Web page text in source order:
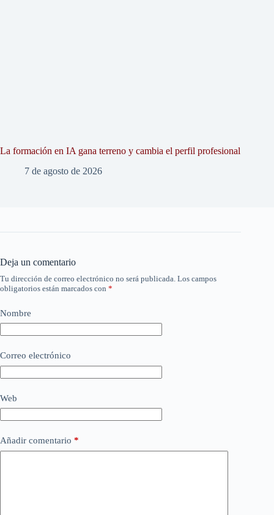
La formación en IA gana terreno y cambia el perfil profesional
7 de agosto de 2026
Deja un comentario
Tu dirección de correo electrónico no será publicada. Los campos
obligatorios están marcados con *
Nombre
Correo electrónico
Web
Añadir comentario *